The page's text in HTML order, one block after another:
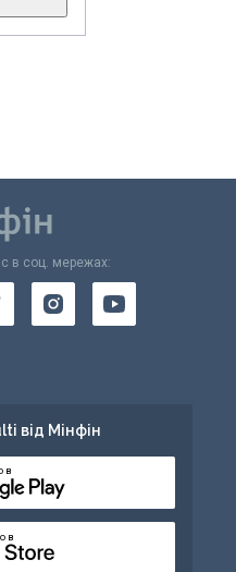
в соц. мережах:
від Мінфін
в
в